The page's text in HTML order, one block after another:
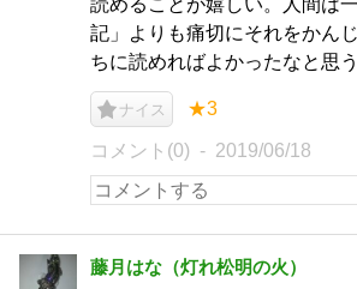
読めることが嬉しい。人間は
記」よりも痛切にそれをかん
ちに読めればよかったなと思う
ナイス ★3
コメント(0) 2019/06/18
藤月はな（灯れ松明の火）